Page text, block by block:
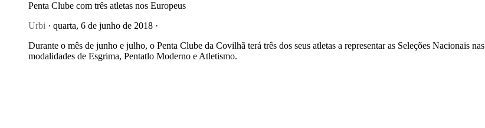
Penta Clube com três atletas nos Europeus
Urbi · quarta, 6 de junho de 2018 ·
Durante o mês de junho e julho, o Penta Clube da Covilhã terá três dos seus atletas a representar as Seleções Nacionais nas
modalidades de Esgrima, Pentatlo Moderno e Atletismo.